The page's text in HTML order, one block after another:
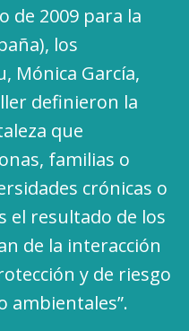
de 2009 para la
los
Mónica García,
definieron la
que
familias o
crónicas o
el resultado de los
de la interacción
y de riesgo
ambientales”.